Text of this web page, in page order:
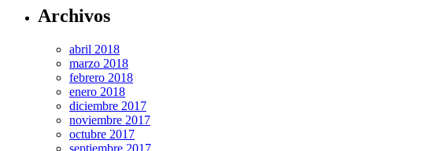
Archivos
abril 2018
marzo 2018
febrero 2018
enero 2018
diciembre 2017
noviembre 2017
octubre 2017
septiembre 2017